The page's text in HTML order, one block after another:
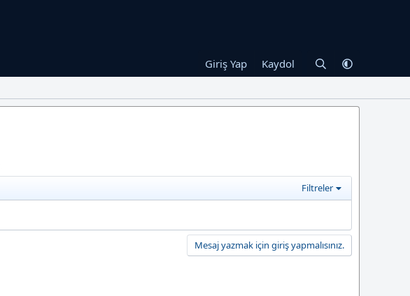
Giriş Yap Kaydol
Filtreler
Mesaj yazmak için giriş yapmalısınız.